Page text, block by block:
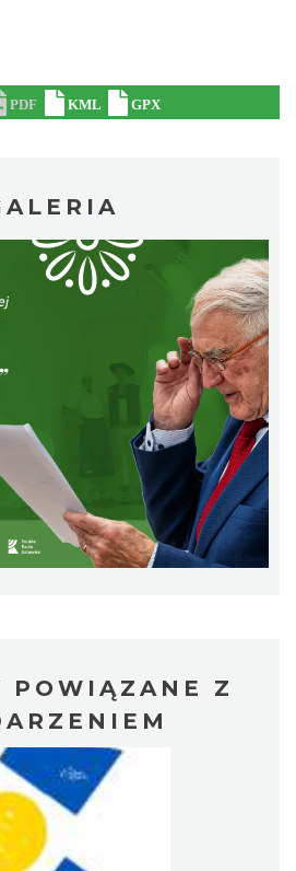
16. piętra"
2026-10-18
GNA
– Spotkanie trzech
POWIĄZANE Z